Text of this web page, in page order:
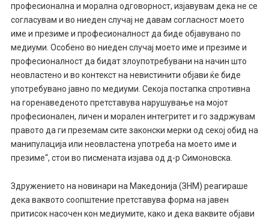
професионална и морална одговорност, изјавувам дека не се
согласувам и во ниеден случај не давам согласност моето
име и презиме и професионалност да биде објавувано по
медиуми. Особено во ниеден случај моето име и презиме и
професионалност да бидат злоупотребувани на начин што
неовластено и во контекст на невистинити објави ќе биде
употребувано јавно по медиуми. Секоја постапка спротивна
на горенаведеното претставува нарушување на мојот
професионален, личен и морален интегритет и го задржувам
правото да ги преземам сите законски мерки од секој обид на
манипулација или неовластена употреба на моето име и
презиме“, стои во писмената изјава од д-р Симоновска.
Здружението на новинари на Македонија (ЗНМ) реагираше
дека ваквото соопштение претставува форма на јавен
притисок насочен кон медиумите, како и дека ваквите објави